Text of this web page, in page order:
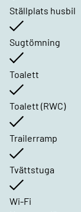
Ställplats husbil
Sugtömning
Toalett
Toalett (RWC)
Trailerramp
Tvättstuga
Wi-Fi